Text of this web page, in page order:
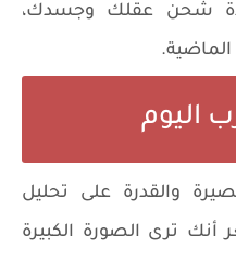
شحن عقلك وجسدك،
اليوم
والقدرة على تحليل
ترى الصورة الكبيرة